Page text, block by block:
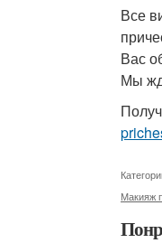
Все
Вас
Мы
Макияж